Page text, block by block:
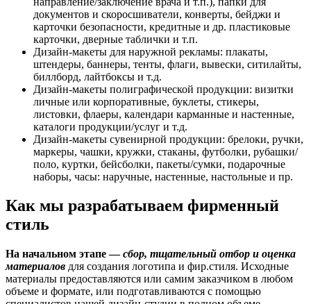
документов и скоросшиватели, конверты, бейджи и
карточки безопасности, кредитные и др. пластиковые
карточки, дверные таблички и т.п.
Дизайн-макеты для наружной рекламы: плакаты,
штендеры, баннеры, тенты, флаги, вывески, ситилайты,
биллборд, лайтбоксы и т.д.
Дизайн-макеты полиграфической продукции: визитки
личные или корпоративные, буклеты, стикеры,
листовки, флаеры, календари карманные и настенные,
каталоги продукции/услуг и т.д.
Дизайн-макеты сувенирной продукции: брелоки, ручки,
маркеры, чашки, кружки, стаканы, футболки, рубашки/
поло, куртки, бейсболки, пакеты/сумки, подарочные
наборы, часы: наручные, настенные, настольные и пр.
Как мы разрабатываем фирменный
стиль
На начальном этапе —сбор, тщательный отбор и оценка
материалов для создания логотипа и фир.стиля. Исходные
материалы предоставляются или самим заказчиком в любом
объеме и формате, или подготавливаются с помощью